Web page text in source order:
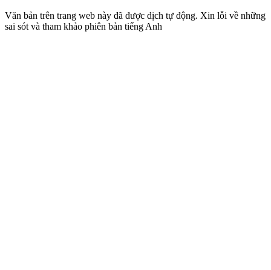
Văn bản trên trang web này đã được dịch tự động. Xin lỗi về những
sai sót và tham khảo phiên bản tiếng Anh